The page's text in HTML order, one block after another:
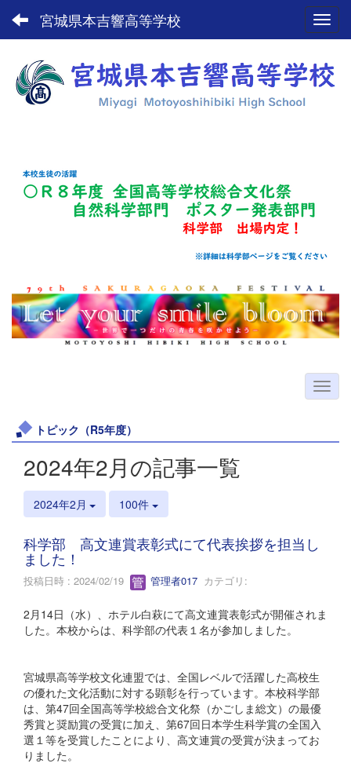
宮城県本吉響高等学校
トピック（R5年度）
2024年2月の記事一覧
2024年2月 100件
科学部 高文連賞表彰式にて代表挨拶を担当し
ました！
投稿日時 : 2024/02/19 管理者017 カテゴリ:
2月14日（水）、ホテル白萩にて高文連賞表彰式が開催されま
した。本校からは、科学部の代表１名が参加しました。
宮城県高等学校文化連盟では、全国レベルで活躍した高校生
の優れた文化活動に対する顕彰を行っています。本校科学部
は、第47回全国高等学校総合文化祭（かごしま総文）の最優
秀賞と奨励賞の受賞に加え、第67回日本学生科学賞の全国入
選１等を受賞したことにより、高文連賞の受賞が決まってお
りました。